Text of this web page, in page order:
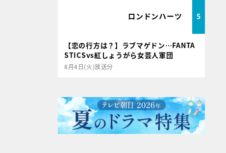
ロンドンハーツ 5
【恋の行方は？】ラブマゲドン…FANTA
STICSvs紅しょうがら女芸人軍団
8月4日(火)放送分